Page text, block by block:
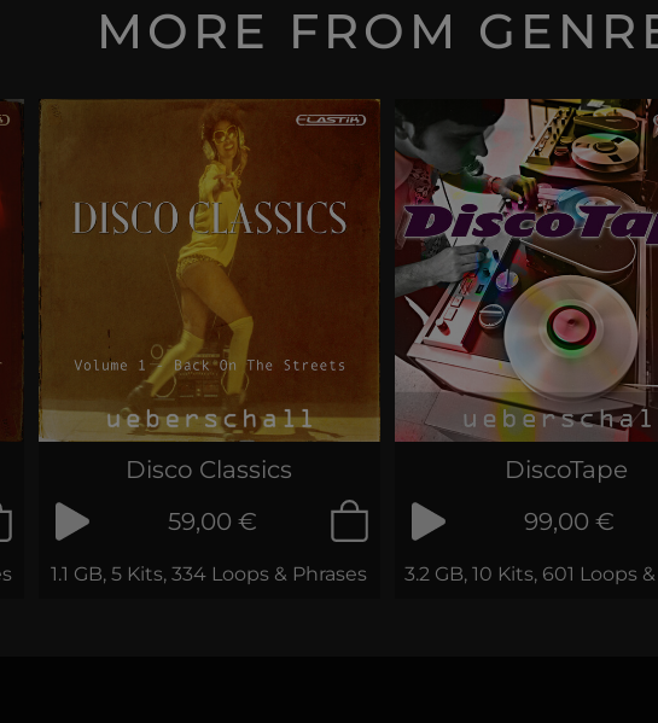
MORE FROM
Disco Classics
59,00 €
1.1 GB, 5 Kits, 334 Loops & Phrases
DiscoTape
99,00 €
3.2 GB, 10 Kits, 601 Loops